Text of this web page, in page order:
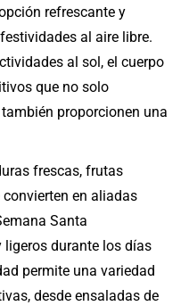
refrescante y
al aire libre.
al sol, el cuerpo
que no solo
proporcionen una
frescas, frutas
en aliadas
Santa
durante los días
permite una variedad
desde ensaladas de